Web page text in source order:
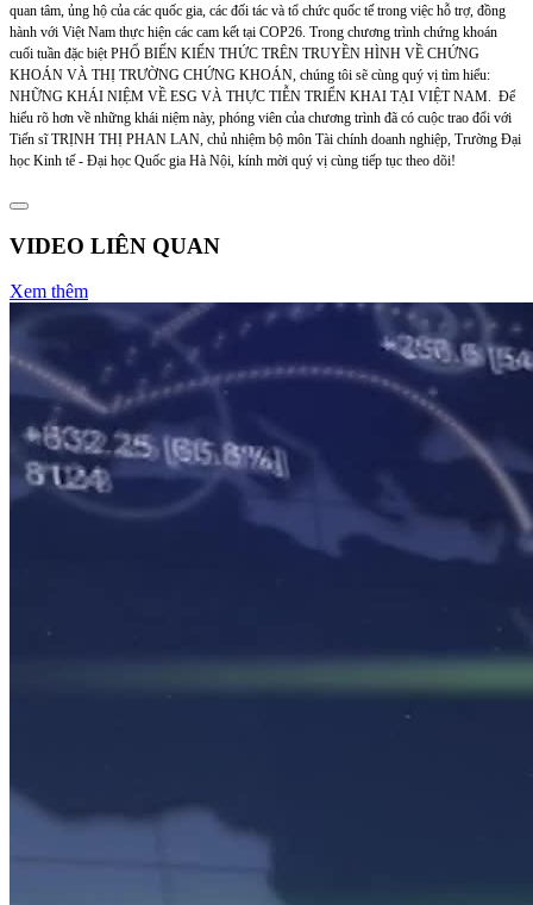
quan tâm, ủng hộ của các quốc gia, các đối tác và tổ chức quốc tế trong việc hỗ trợ, đồng
hành với Việt Nam thực hiện các cam kết tại COP26. Trong chương trình chứng khoán
cuối tuần đặc biệt PHỔ BIẾN KIẾN THỨC TRÊN TRUYỀN HÌNH VỀ CHỨNG
KHOÁN VÀ THỊ TRƯỜNG CHỨNG KHOÁN, chúng tôi sẽ cùng quý vị tìm hiểu:
NHỮNG KHÁI NIỆM VỀ ESG VÀ THỰC TIỄN TRIỂN KHAI TẠI VIỆT NAM. Để
hiểu rõ hơn về những khái niệm này, phóng viên của chương trình đã có cuộc trao đổi với
Tiến sĩ TRỊNH THỊ PHAN LAN, chủ nhiệm bộ môn Tài chính doanh nghiệp, Trường Đại
học Kinh tế - Đại học Quốc gia Hà Nội, kính mời quý vị cùng tiếp tục theo dõi!
VIDEO LIÊN QUAN
Xem thêm